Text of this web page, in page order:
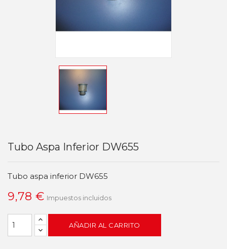
Tubo Aspa Inferior DW655
Tubo aspa inferior DW655
9,78 € Impuestos incluidos
AÑADIR AL CARRITO